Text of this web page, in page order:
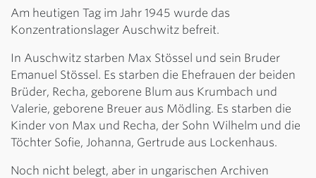
Am heutigen Tag im Jahr 1945 wurde das
Konzentrationslager Auschwitz befreit.
In Auschwitz starben Max Stössel und sein Bruder
Emanuel Stössel. Es starben die Ehefrauen der beiden
Brüder, Recha, geborene Blum aus Krumbach und
Valerie, geborene Breuer aus Mödling. Es starben die
Kinder von Max und Recha, der Sohn Wilhelm und die
Töchter Sofie, Johanna, Gertrude aus Lockenhaus.
Noch nicht belegt, aber in ungarischen Archiven